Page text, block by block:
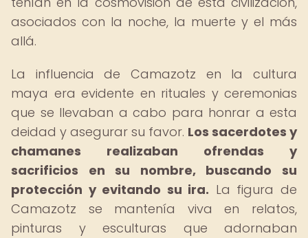
asociados con la noche, la muerte y el más
allá.
La influencia de Camazotz en la cultura
maya era evidente en rituales y ceremonias
que se llevaban a cabo para honrar a esta
deidad y asegurar su favor. Los sacerdotes y
chamanes realizaban ofrendas y
sacrificios en su nombre, buscando su
protección y evitando su ira. La figura de
Camazotz se mantenía viva en relatos,
pinturas y esculturas que adornaban